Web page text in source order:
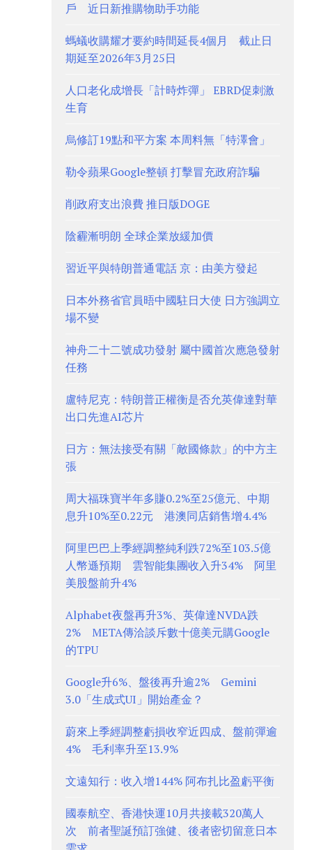
戶 近日新推購物助手功能
螞蟻收購耀才要約時間延長4個月 截止日
期延至2026年3月25日
人口老化成增長「計時炸彈」 EBRD促刺激
生育
烏修訂19點和平方案 本周料無「特澤會」
勒令蘋果Google整頓 打擊冒充政府詐騙
削政府支出浪費 推日版DOGE
陰霾漸明朗 全球企業放緩加價
習近平與特朗普通電話 京：由美方發起
日本外務省官員晤中國駐日大使 日方強調立
場不變
神舟二十二號成功發射 屬中國首次應急發射
任務
盧特尼克：特朗普正權衡是否允英偉達對華
出口先進AI芯片
日方：無法接受有關「敵國條款」的中方主
張
周大福珠寶半年多賺0.2%至25億元、中期
息升10%至0.22元 港澳同店銷售增4.4%
阿里巴巴上季經調整純利跌72%至103.5億
人幣遜預期 雲智能集團收入升34% 阿里
美股盤前升4%
Alphabet夜盤再升3%、英偉達NVDA跌
2% META傳洽談斥數十億美元購Google
的TPU
Google升6%、盤後再升逾2% Gemini
3.0「生成式UI」開始產金？
蔚來上季經調整虧損收窄近四成、盤前彈逾
4% 毛利率升至13.9%
文遠知行：收入增144% 阿布扎比盈虧平衡
國泰航空、香港快運10月共接載320萬人
次 前者聖誕預訂強健、後者密切留意日本